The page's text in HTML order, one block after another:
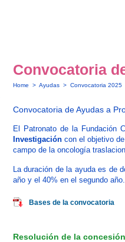
Convocatoria
Home > Ayudas > Convocatoria 2025
Convocatoria de Ayudas a
El Patronato de la Fundación
Investigación con el objetivo
campo de la oncología
La duración de la ayuda es de
año y el 40% en el segundo año.
Bases de la convocatoria
Resolución de la concesión